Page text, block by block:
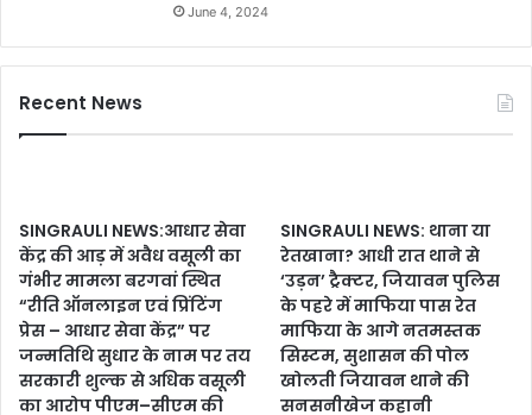
June 4, 2024
Recent News
SINGRAULI NEWS:आधार सेवा
केंद्र की आड़ में अवैध वसूली का
गंभीर मामला बरगवां स्थित
“रीति ऑनलाइन एवं प्रिंटिंग
प्रेस – आधार सेवा केंद्र” पर
जन्मतिथि सुधार के नाम पर तय
सरकारी शुल्क से अधिक वसूली
का आरोप पीएम–सीएम की
SINGRAULI NEWS: थाना या
रेतखाना? आधी रात थाने से
‘उड़न’ ट्रैक्टर, जियावन पुलिस
के पहरे में माफिया पास रेत
माफिया के आगे नतमस्तक
सिस्टम, सुशासन की पोल
खोलती जियावन थाने की
सनसनीखेज कहानी